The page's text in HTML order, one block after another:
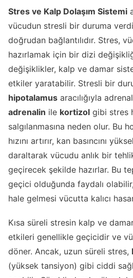
Stres ve Kalp Dolaşım Sistemi
vücudun stresli bir duruma
doğrudan bağlantılıdır. Stres,
hazırlamak için bir dizi
değişiklikler, kalp ve damar
etkiler yaratabilir. Stresli bir
hipotalamus aracılığıyla
adrenalin ile kortizol gibi stres
salgılanmasına neden olur. Bu
hızını artırır, kan basıncını
daraltarak vücudu anlık bir
geçirecek şekilde hazırlar. Bu
geçici olduğunda faydalı
hale gelmesi vücutta kalıcı
Kısa süreli stresin kalp ve
etkileri genellikle geçicidir ve
döner. Ancak, uzun süreli stres,
(yüksek tansiyon) gibi ciddi